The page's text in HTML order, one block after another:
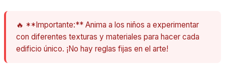
🔥 **Importante:** Anima a los niños a experimentar
con diferentes texturas y materiales para hacer cada
edificio único. ¡No hay reglas fijas en el arte!